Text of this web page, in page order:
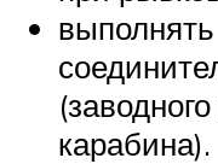
карабина).